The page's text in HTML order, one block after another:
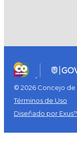
© 2026 Concejo de
Términos de Uso
Diseñado por